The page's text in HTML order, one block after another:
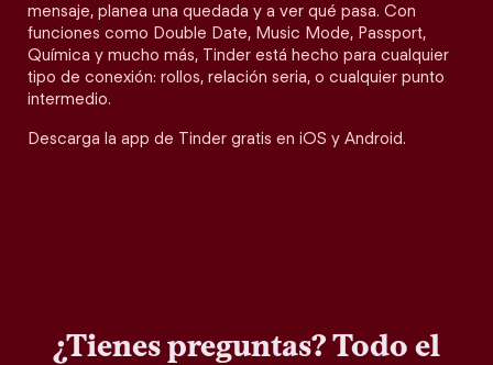
mensaje, planea una quedada y a ver qué pasa. Con
funciones como Double Date, Music Mode, Passport,
Química y mucho más, Tinder está hecho para cualquier
tipo de conexión: rollos, relación seria, o cualquier punto
intermedio.
Descarga la app de Tinder gratis en iOS y Android.
¿Tienes preguntas? Todo el